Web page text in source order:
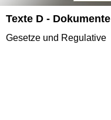
Texte D - Dokumente
Gesetze und Regulative